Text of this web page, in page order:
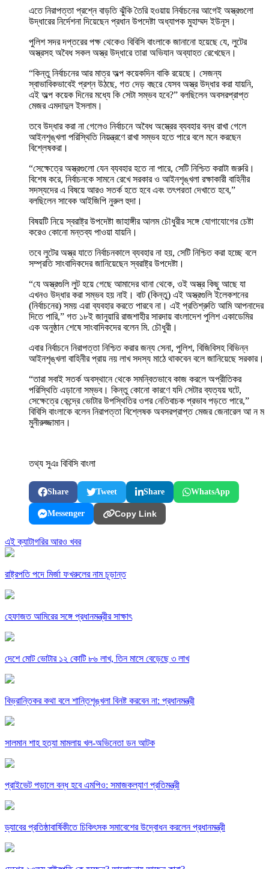
এতে নিরাপত্তা প্রশ্নে বাড়তি ঝুঁকি তৈরি হওয়ায় নির্বাচনের আগেই অস্ত্রগুলো
উদ্ধারের নির্দেশনা দিয়েছেন প্রধান উপদেষ্টা অধ্যাপক মুহাম্মদ ইউনূস।
পুলিশ সদর দপ্তরের পক্ষ থেকেও বিবিসি বাংলাকে জানানো হয়েছে যে, লুটের
অস্ত্রসহ অবৈধ সকল অস্ত্র উদ্ধারে তারা অভিযান অব্যাহত রেখেছেন।
“কিন্তু নির্বাচনের আর মাত্র অল্প কয়েকদিন বাকি রয়েছে। সেজন্য
স্বাভাবিকভাবেই প্রশ্ন উঠছে, গত দেড় বছরে যেসব অস্ত্র উদ্ধার করা যায়নি,
এই অল্প কয়েক দিনের মধ্যে কি সেটা সম্ভব হবে?” বলছিলেন অবসরপ্রাপ্ত
মেজর এমদাদুল ইসলাম।
তবে উদ্ধার করা না গেলেও নির্বাচনে অবৈধ অস্ত্রের ব্যবহার বন্ধ রাখা গেলে
আইনশৃঙ্খলা পরিস্থিতি নিয়ন্ত্রণে রাখা সম্ভব হতে পারে বলে মনে করছেন
বিশ্লেষকরা।
“সেক্ষেত্রে অস্ত্রগুলো যেন ব্যবহার হতে না পারে, সেটি নিশ্চিত করাটা জরুরি।
বিশেষ করে, নির্বাচনকে সামনে রেখে সরকার ও আইনশৃঙ্খলা রক্ষাকারী বাহিনীর
সদস্যদের এ বিষয়ে আরও সতর্ক হতে হবে এবং তৎপরতা দেখাতে হবে,”
বলছিলেন সাবেক আইজিপি নুরুল হুদা।
বিষয়টি নিয়ে স্বরাষ্ট্র উপদেষ্টা জাহাঙ্গীর আলম চৌধুরীর সঙ্গে যোগাযোগের চেষ্টা
করেও কোনো মন্তব্য পাওয়া যায়নি।
তবে লুটের অস্ত্র যাতে নির্বাচনকালে ব্যবহার না হয়, সেটি নিশ্চিত করা হচ্ছে বলে
সম্প্রতি সাংবাদিকদের জানিয়েছেন স্বরাষ্ট্র উপদেষ্টা।
“যে অস্ত্রগুলি লুট হয়ে গেছে আমাদের থানা থেকে, ওই অস্ত্র কিছু আছে যা
এখনও উদ্ধার করা সম্ভব হয় নাই। বাট (কিন্তু) এই অস্ত্রগুলি ইলেকশনের
(নির্বাচনের) সময় এরা ব্যবহার করতে পারবে না। এই প্রতিশ্রুতি আমি আপনাদের
দিতে পারি,” গত ১৮ই জানুয়ারি রাজশাহীর সারদায় বাংলাদেশ পুলিশ একাডেমির
এক অনুষ্ঠান শেষে সাংবাদিকদের বলেন মি. চৌধুরী।
এবার নির্বাচনে নিরাপত্তা নিশ্চিত করার জন্য সেনা, পুলিশ, বিজিবিসহ বিভিন্ন
আইনশৃঙ্খলা বাহিনীর প্রায় নয় লাখ সদস্য মাঠে থাকবেন বলে জানিয়েছে সরকার।
“তারা সবাই সতর্ক অবস্থানে থেকে সমন্বিতভাবে কাজ করলে অপ্রীতিকর
পরিস্থিতি এড়ানো সম্ভব। কিন্তু কোনো কারণে যদি সেটার ব্যত্যয় ঘটে,
সেক্ষেত্রে কেন্দ্রে ভোটার উপস্থিতির ওপর নেতিবাচক প্রভাব পড়তে পারে,”
বিবিসি বাংলাকে বলেন নিরাপত্তা বিশ্লেষক অবসরপ্রাপ্ত মেজর জেনারেল আ ন ম
মুনীরুজ্জামান।
তথ্য সুএঃ বিবিসি বাংলা
Share Tweet Share WhatsApp
Messenger Copy Link
এই ক্যাটাগরির আরও খবর
রাষ্ট্রপতি পদে মির্জা ফখরুলের নাম চূড়ান্ত
হেফাজত আমিরের সঙ্গে প্রধানমন্ত্রীর সাক্ষাৎ
দেশে মোট ভোটার ১২ কোটি ৮৬ লাখ, তিন মাসে বেড়েছে ৩ লাখ
বিভ্রান্তিকর কথা বলে শান্তিশৃঙ্খলা বিনষ্ট করবেন না: প্রধানমন্ত্রী
সালমান শাহ হত্যা মামলায় খল-অভিনেতা ডন আটক
প্রাইভেট পড়ালে বন্ধ হবে এমপিও: সমাজকল্যাণ প্রতিমন্ত্রী
ড্যাবের প্রতিষ্ঠাবার্ষিকীতে চিকিৎসক সমাবেশের উদ্বোধন করলেন প্রধানমন্ত্রী